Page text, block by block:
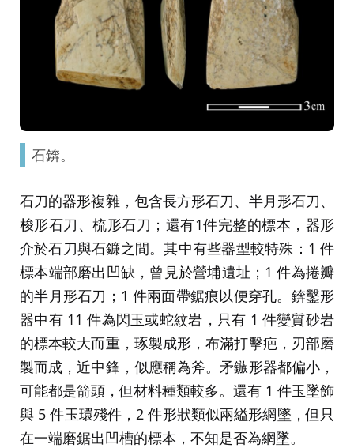
石錛。
石刀的器形複雜，包含長方形石刀、半月形石刀、
梭形石刀、梳形石刀；還有1件完整的標本，器形
介於石刀與石鐮之間。其中有些器型較特殊：1 件
標本端部磨出凹缺，曾見於營埔遺址；1 件為捲瓣
的半月形石刀；1 件兩面帶鋸痕以便穿孔。錛鑿形
器中有 11 件為閃玉或蛇紋岩，只有 1 件變質砂岩
的標本較大而重，琢製成形，布滿打擊疤，刃部磨
製而成，近中鋒，似應稱為斧。矛鏃形器都偏小，
可能都是箭頭，但材料種類較多。還有 1 件玉墜飾
與 5 件玉環殘件，2 件形狀類似兩縊形網墜，但只
在一端磨鋸出凹槽的標本，不知是否為網墜。